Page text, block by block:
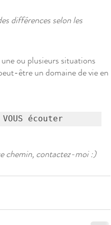
différences selon les
ou plusieurs situations
être un domaine de vie en
écouter
chemin, contactez-moi :)